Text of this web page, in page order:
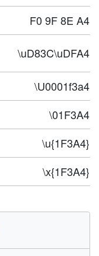
F0 9F 8E A4
\uD83C\uDFA4
\U0001f3a4
\01F3A4
\u{1F3A4}
\x{1F3A4}